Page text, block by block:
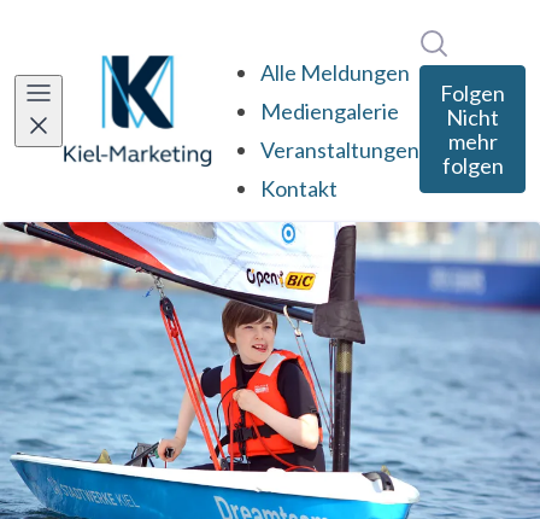
Alle Meldungen
Mediengalerie
Veranstaltungen
Kontakt
Folgen
Nicht
mehr
folgen